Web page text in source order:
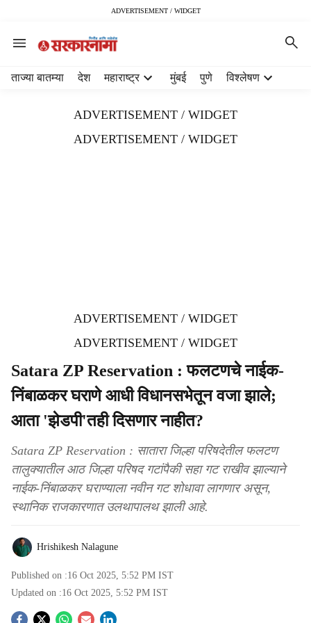
ADVERTISEMENT / WIDGET
ताज्या बातम्या देश महाराष्ट्र मुंबई पुणे विश्लेषण
ADVERTISEMENT / WIDGET
ADVERTISEMENT / WIDGET
ADVERTISEMENT / WIDGET
ADVERTISEMENT / WIDGET
Satara ZP Reservation : फलटणचे नाईक-
निंबाळकर घराणे आधी विधानसभेतून वजा झाले;
आता 'झेडपी'तही दिसणार नाहीत?
Satara ZP Reservation : सातारा जिल्हा परिषदेतील फलटण
तालुक्यातील आठ जिल्हा परिषद गटांपैकी सहा गट राखीव झाल्याने
नाईक-निंबाळकर घराण्याला नवीन गट शोधावा लागणार असून,
स्थानिक राजकारणात उलथापालथ झाली आहे.
Hrishikesh Nalagune
Published on :16 Oct 2025, 5:52 PM IST
Updated on :16 Oct 2025, 5:52 PM IST